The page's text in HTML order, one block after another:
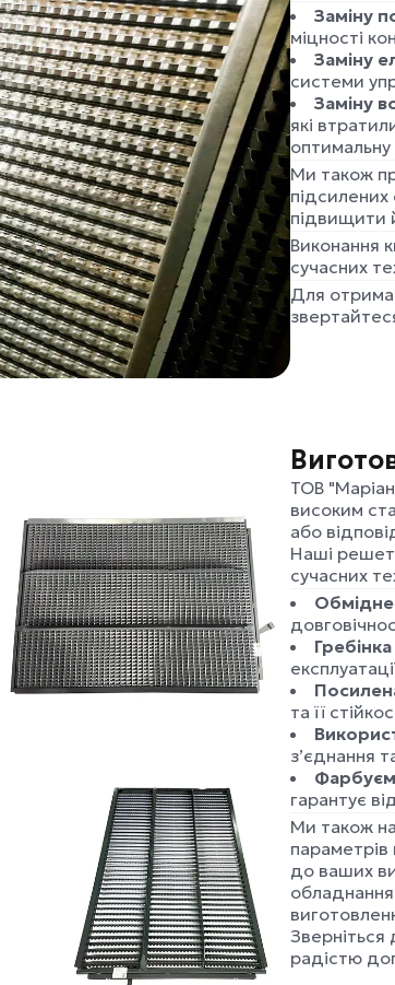
Заміну
міцності
Заміну
системи
Заміну
які
Ми також
підвищити
Виконання
сучасних
Для
ТОВ
високим
або
Наші
сучасних
та її
з’єднання
гарантує
Ми також
до ваших
обладнання
радістю